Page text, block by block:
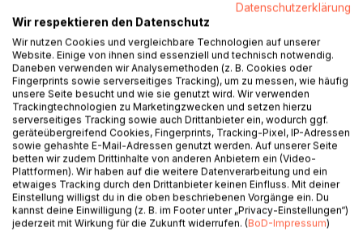
"Die Kraft des Ayurveda: Der Frühling" ist der erste Band
einer vierteiligen Reihe, die Sie auf eine tiefe Reise in die
Welt des Ayurveda führt. Erfahren Sie mehr über die
Bedeutung und Grundlagen dieser wundervollen Heilkunst,
die in Indien ihren Ursprung hat und heute weltweit
Anerkennung findet.
Dieser Band beleuchtet die verschiedenen Fachrichtungen
der Ayurveda-Medizin und bietet einen detaillierten Einblick
in die fünf zentralen Elemente des Ayurveda. Zudem
erfahren Sie, was das ultimative Ziel des Ayurveda ist und
wie es uns helfen kann, unsere fünf Hüllen des Seins zu
entdecken und zu pflegen. Fachbegriffe und Fremdwörter
Datenschutzerklärung
Wir respektieren den Datenschutz
Wir nutzen Cookies und vergleichbare Technologien auf unserer
Website. Einige von ihnen sind essenziell und technisch notwendig.
Daneben verwenden wir Analysemethoden (z. B. Cookies oder
Fingerprints sowie serverseitiges Tracking), um zu messen, wie häufig
unsere Seite besucht und wie sie genutzt wird. Wir verwenden
Trackingtechnologien zu Marketingzwecken und setzen hierzu
serverseitiges Tracking sowie auch Drittanbieter ein, wodurch ggf.
geräteübergreifend Cookies, Fingerprints, Tracking-Pixel, IP-Adressen
sowie gehashte E-Mail-Adressen genutzt werden. Auf unserer Seite
betten wir zudem Drittinhalte von anderen Anbietern ein (Video-
Plattformen). Wir haben auf die weitere Datenverarbeitung und ein
etwaiges Tracking durch den Drittanbieter keinen Einfluss. Mit deiner
Einstellung willigst du in die oben beschriebenen Vorgänge ein. Du
kannst deine Einwilligung (z. B. im Footer unter „Privacy-Einstellungen“)
jederzeit mit Wirkung für die Zukunft widerrufen. (BoD-Impressum)